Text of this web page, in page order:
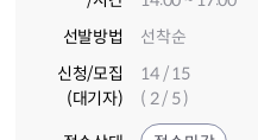
선발방법
선착순
신청/모집
(대기자)
14 / 15
( 2 / 5 )